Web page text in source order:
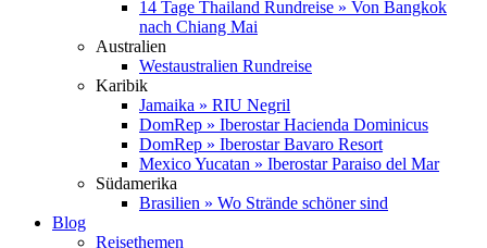
14 Tage Thailand Rundreise » Von Bangkok
nach Chiang Mai
Australien
Westaustralien Rundreise
Karibik
Jamaika » RIU Negril
DomRep » Iberostar Hacienda Dominicus
DomRep » Iberostar Bavaro Resort
Mexico Yucatan » Iberostar Paraiso del Mar
Südamerika
Brasilien » Wo Strände schöner sind
Blog
Reisethemen